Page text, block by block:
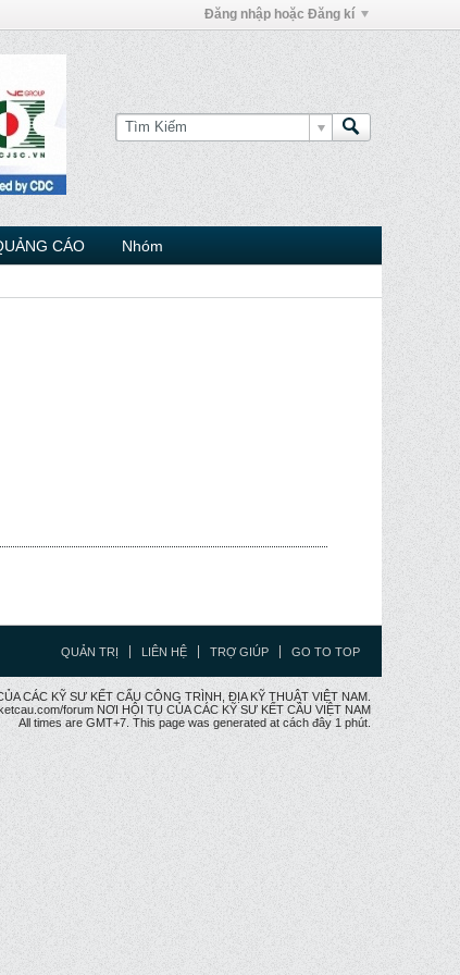
Đăng nhập hoặc Đăng kí
CÁO Nhóm
QUẢN TRỊ LIÊN HỆ TRỢ GIÚP GO TO TOP
CÁC KỸ SƯ KẾT CẤU CÔNG TRÌNH, ĐỊA KỸ THUẬT VIỆT NAM.
forum NƠI HỘI TỤ CỦA CÁC KỸ SƯ KẾT CÂU VIỆT NAM
All times are GMT+7. This page was generated at cách đây 1 phút.